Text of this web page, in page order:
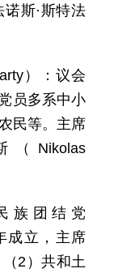
斯·斯特法
）：议会
员多系中小
民等。主席
Nikolas
族团结党
成立，主席
2）共和土